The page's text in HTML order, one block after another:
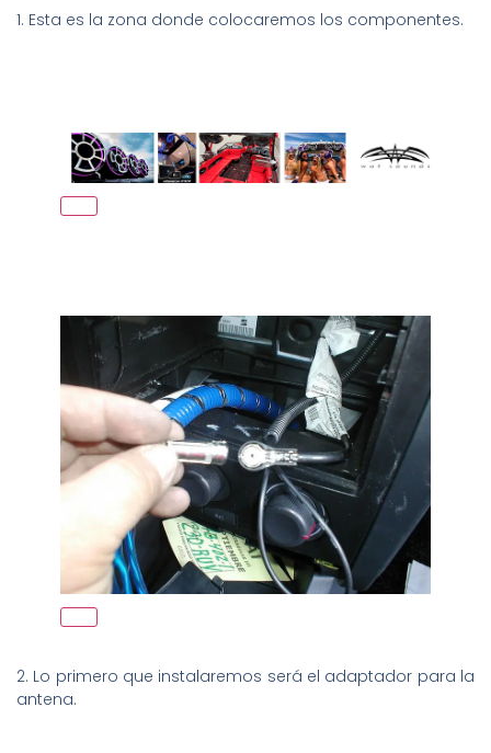
1. Esta es la zona donde colocaremos los componentes.
2. Lo primero que instalaremos será el adaptador para la
antena.